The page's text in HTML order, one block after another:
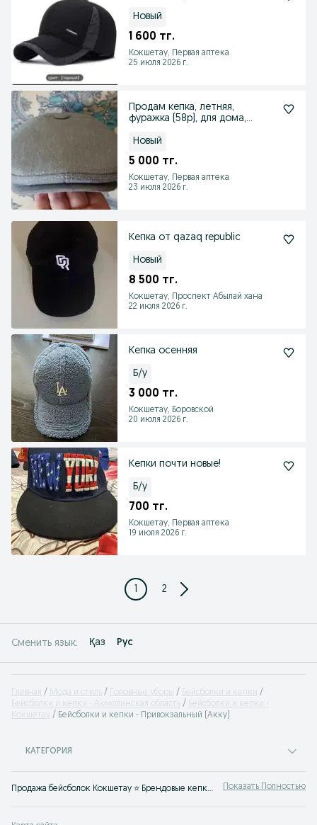
Новый
1 600 тг.
Кокшетау, Первая аптека
25 июля 2026 г.
Продам кепка, летняя,
фуражка (58р), для дома,
Новый
5 000 тг.
Кокшетау, Первая аптека
23 июля 2026 г.
Кепка от qazaq republic
Новый
8 500 тг.
Кокшетау, Проспект Абылай хана
22 июля 2026 г.
Кепка осенняя
Б/у
3 000 тг.
Кокшетау, Боровской
20 июля 2026 г.
Кепки почти новые!
Б/у
700 тг.
Кокшетау, Первая аптека
19 июля 2026 г.
1 2
Сменить язык: Қаз Рус
Главная Мода и стиль Головные уборы
Бейсболки и кепки
Бейсболки и кепки - Акмолинская область
Бейсболки и кепки -
Кокшетау
Бейсболки и кепки - Привокзальный (Акку)
КАТЕГОРИЯ
Продажа бейсболок Кокшетау ⭐️ Брендовые кепки по низкой цене ✔️ Купить зимние и летние кепки на OLX.kz. Показать Полностью